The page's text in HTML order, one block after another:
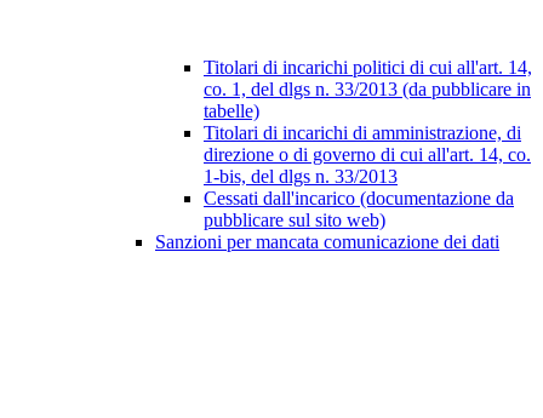
Titolari di incarichi politici di cui all'art. 14,
co. 1, del dlgs n. 33/2013 (da pubblicare in
tabelle)
Titolari di incarichi di amministrazione, di
direzione o di governo di cui all'art. 14, co.
1-bis, del dlgs n. 33/2013
Cessati dall'incarico (documentazione da
pubblicare sul sito web)
Sanzioni per mancata comunicazione dei dati